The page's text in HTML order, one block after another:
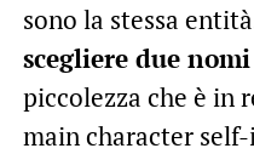
sono la stessa
scegliere due
piccolezza che è in
main character